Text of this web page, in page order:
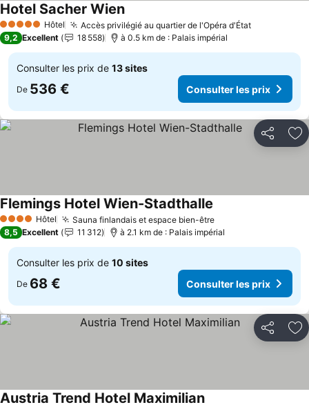
5 Étoiles Hôtel Accès privilégié au quartier de l'Opéra d'État
Hotel Sacher Wien
9,2 Excellent 18 558 à 0.5 km de : Palais impérial
Consulter les prix de 13 sites
De 536 € Consulter les prix
Partager
4 Étoiles Hôtel Sauna finlandais et espace bien-être
Flemings Hotel Wien-Stadthalle
8,5 Excellent 11 312 à 2.1 km de : Palais impérial
Consulter les prix de 10 sites
De 68 € Consulter les prix
Partager
Austria Trend Hotel Maximilian